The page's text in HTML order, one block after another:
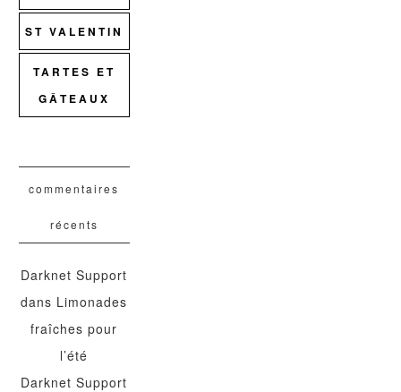
ST VALENTIN
TARTES ET
GÂTEAUX
commentaires
récents
Darknet Support
dans Limonades
fraîches pour
l’été
Darknet Support